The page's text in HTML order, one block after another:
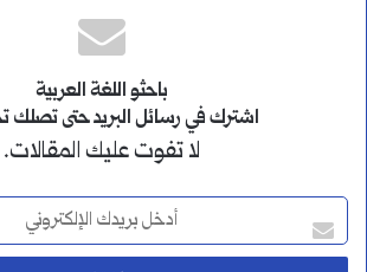
باحثو اللغة العربية
اشترك في رسائل البريد حتى تصلك
لا تفوت عليك المقالات.